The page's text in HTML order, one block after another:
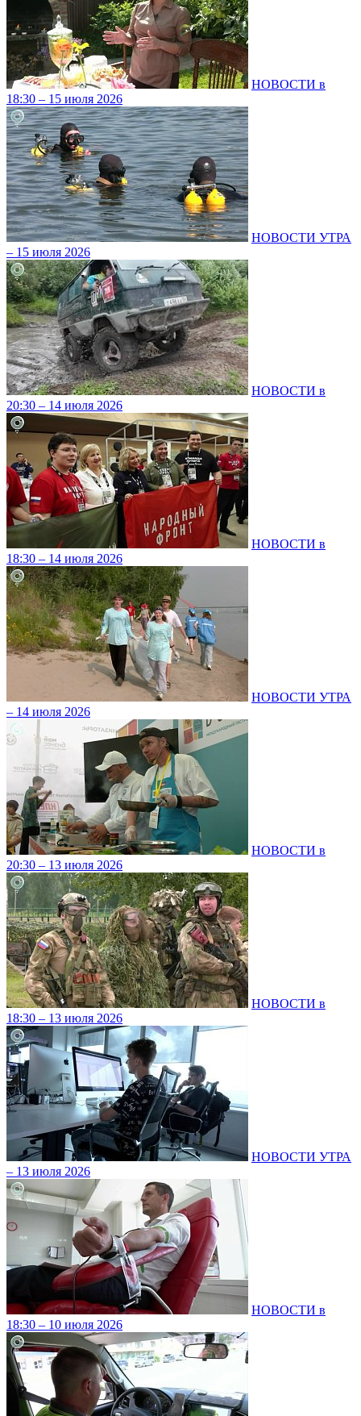
НОВОСТИ в
18:30 – 15 июля 2026
НОВОСТИ УТРА
– 15 июля 2026
НОВОСТИ в
20:30 – 14 июля 2026
НОВОСТИ в
18:30 – 14 июля 2026
НОВОСТИ УТРА
– 14 июля 2026
НОВОСТИ в
20:30 – 13 июля 2026
НОВОСТИ в
18:30 – 13 июля 2026
НОВОСТИ УТРА
– 13 июля 2026
НОВОСТИ в
18:30 – 10 июля 2026